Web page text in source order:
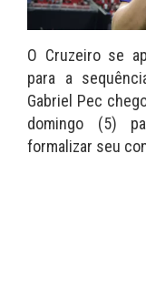
O Cruzeiro se
para a
Gabriel Pec
domingo (5)
formalizar seu